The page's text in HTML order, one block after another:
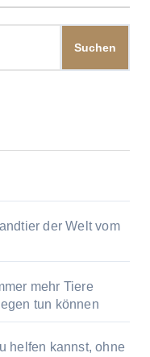
Suchen
der Welt vom
mehr Tiere
tun können
helfen kannst, ohne